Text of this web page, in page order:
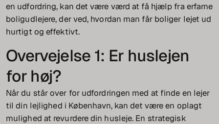
en udfordring, kan det være værd at få hjælp fra erfarne
boligudlejere, der ved, hvordan man får boliger lejet ud
hurtigt og effektivt.
Overvejelse 1: Er huslejen
for høj?
Når du står over for udfordringen med at finde en lejer
til din lejlighed i København, kan det være en oplagt
mulighed at revurdere din husleje. En strategisk